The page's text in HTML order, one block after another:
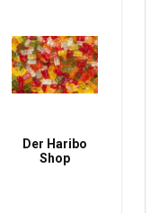
Der Haribo
Shop